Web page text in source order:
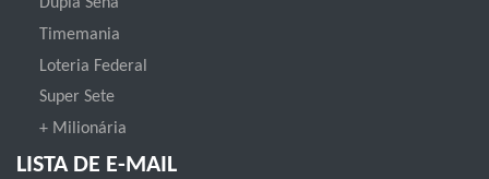
Timemania
Loteria Federal
Super Sete
+ Milionária
LISTA DE E-MAIL